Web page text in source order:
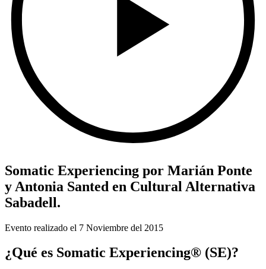
Somatic Experiencing por Marián Ponte
y Antonia Santed en Cultural Alternativa
Sabadell.
Evento realizado el 7 Noviembre del 2015
¿Qué es Somatic Experiencing® (SE)?